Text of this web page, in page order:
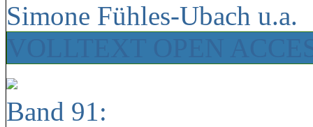
Simone Fühles-Ubach u.a.
Band 91: